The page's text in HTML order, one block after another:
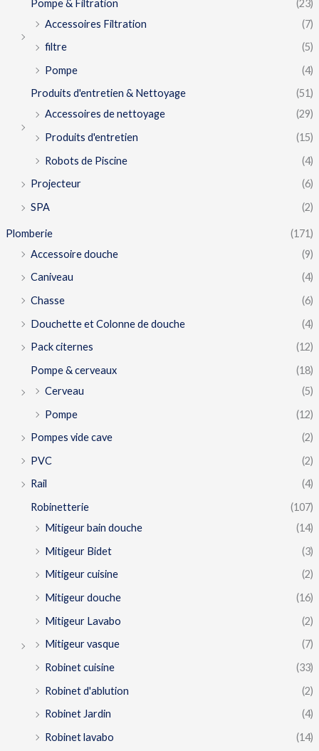
Pompe & Filtration
(23)
Accessoires Filtration
(7)
filtre
(5)
Pompe
(4)
Produits d'entretien & Nettoyage
(51)
Accessoires de nettoyage
(29)
Produits d'entretien
(15)
Robots de Piscine
(4)
Projecteur
(6)
SPA
(2)
Plomberie
(171)
Accessoire douche
(9)
Caniveau
(4)
Chasse
(6)
Douchette et Colonne de douche
(4)
Pack citernes
(12)
Pompe & cerveaux
(18)
Cerveau
(5)
Pompe
(12)
Pompes vide cave
(2)
PVC
(2)
Rail
(4)
Robinetterie
(107)
Mitigeur bain douche
(14)
Mitigeur Bidet
(3)
Mitigeur cuisine
(2)
Mitigeur douche
(16)
Mitigeur Lavabo
(2)
Mitigeur vasque
(7)
Robinet cuisine
(33)
Robinet d'ablution
(2)
Robinet Jardin
(4)
Robinet lavabo
(14)